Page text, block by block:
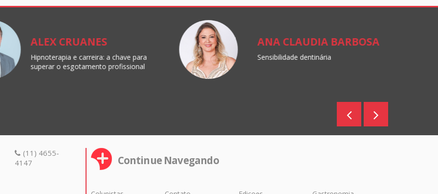
ALEX CRUANES
Hipnoterapia e carreira: a chave para
superar o esgotamento profissional
ANA CLAUDIA BARBOSA
Sensibilidade dentinária
(11) 4655-
4147
Continue Navegando